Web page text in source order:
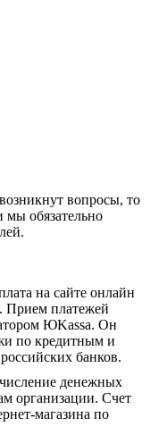
вопросы, то
обязательно
на сайте онлайн
Прием платежей
ЮKassa. Он
по кредитным и
банков.
денежных
организации. Счет
магазина по